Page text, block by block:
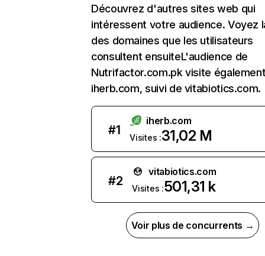
Découvrez d'autres sites web qui
intéressent votre audience. Voyez
des domaines que les utilisateurs
consultent ensuiteL'audience de
Nutrifactor.com.pk visite
iherb.com, suivi de vitabiotics.com.
#1
iherb.com
Visites :31,02 M
#2
vitabiotics.com
Visites :501,31 k
Voir plus de concurrents →